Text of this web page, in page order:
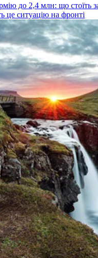
до 2,4 млн: що стоїть
це ситуацію на фронті